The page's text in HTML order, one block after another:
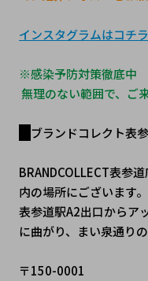
インスタグラムはコチラ
※感染予防対策徹底中
無理のない範囲で、ご
ブランドコレクト表
BRANDCOLLECT表参
内の場所にございます。
表参道駅A2出口からア
に曲がり、まい泉通り
〒150-0001